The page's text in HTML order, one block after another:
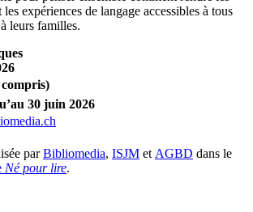
expériences de langage accessibles à tous
leurs familles.
30 juin 2026
parBibliomedia, ISJM et AGBD dans le
Né pour lire.